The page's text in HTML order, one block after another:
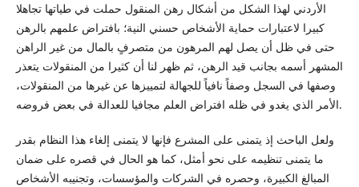
الأردني لهذا الشكل من أشكال رهن المنقول حملت في طياتها تجاهلا
كبيرا لاعتبارات حماية الأشخاص حسني النية؛ بافتراض علمهم بالرهن
حتى في ظل أن يصل لهم المرهون من متصرفٍ بالمال من غير الراهن
المشهر أسمه بجانب قيد الرهن، ثم ظهر لنا أن كثيرا من المنقولات يتعذر
وصفها في السجل وصفاً نافياً للجهالة لتمييزها عن غيرها من المنقولات،
الأمر الذي يغدو في ظله افتراض العلم مجافيا للعدالة في بعض فروضه.
ولعل الباحث إذ يتمنى على المشرع فإنها لا يتمنى إلغاء هذا النظام بقدر
ما يتمنى تنظيمه على نحو أمثل، كما هو الحال في قصره على ضمان
المبالغ الكبيرة، وحصره في الشركات والمؤسسات، وتجنيبه الأشخاص